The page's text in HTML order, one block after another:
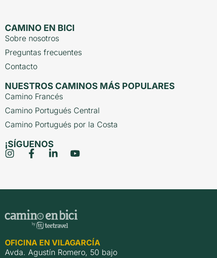
CAMINO EN BICI
Sobre nosotros
Preguntas frecuentes
Contacto
NUESTROS CAMINOS MÁS POPULARES
Camino Francés
Camino Portugués Central
Camino Portugués por la Costa
¡SÍGUENOS
OFICINA EN VILAGARCÍA
Avda. Agustín Romero, 50 bajo